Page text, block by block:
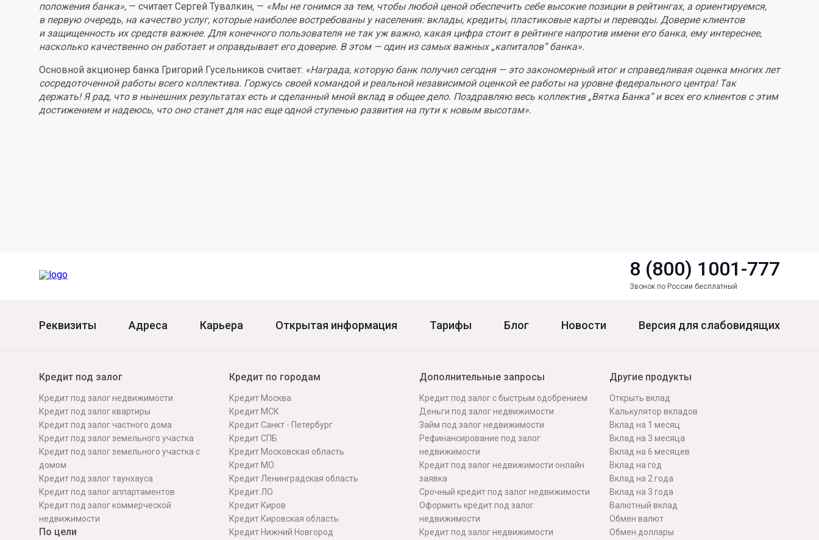
положения банка», — считает Сергей Тувалкин, — «Мы не гонимся за тем, чтобы любой ценой обеспечить себе высокие позиции в рейтингах, а ориентируемся,
в первую очередь, на качество услуг, которые наиболее востребованы у населения: вклады, кредиты, пластиковые карты и переводы. Доверие клиентов
и защищенность их средств важнее. Для конечного пользователя не так уж важно, какая цифра стоит в рейтинге напротив имени его банка, ему интереснее,
насколько качественно он работает и оправдывает его доверие. В этом — один из самых важных „капиталов“ банка».
Основной акционер банка Григорий Гусельников считает: «Награда, которую банк получил сегодня — это закономерный итог и справедливая оценка многих лет
сосредоточенной работы всего коллектива. Горжусь своей командой и реальной независимой оценкой ее работы на уровне федерального центра! Так
держать! Я рад, что в нынешних результатах есть и сделанный мной вклад в общее дело. Поздравляю весь коллектив „Вятка Банка“ и всех его клиентов с этим
достижением и надеюсь, что оно станет для нас еще одной ступенью развития на пути к новым высотам».
8 (800) 1001-777
Звонок по России бесплатный
Реквизиты Адреса Карьера Открытая информация Тарифы Блог Новости Версия для слабовидящих
Кредит под залог
Кредит под залог недвижимости
Кредит под залог квартиры
Кредит под залог частного дома
Кредит под залог земельного участка
Кредит под залог земельного участка с
домом
Кредит под залог таунхауса
Кредит под залог аппартаментов
Кредит под залог коммерческой
недвижимости
По цели
Кредит по городам
Кредит Москва
Кредит МСК
Кредит Санкт - Петербург
Кредит СПБ
Кредит Московская область
Кредит МО
Кредит Ленинградская область
Кредит ЛО
Кредит Киров
Кредит Кировская область
Кредит Нижний Новгород
Дополнительные запросы
Кредит под залог с быстрым одобрением
Деньги под залог недвижимости
Займ под залог недвижимости
Рефинансирование под залог
недвижимости
Кредит под залог недвижимости онлайн
заявка
Срочный кредит под залог недвижимости
Оформить кредит под залог
недвижимости
Кредит под залог недвижимости
Другие продукты
Открыть вклад
Калькулятор вкладов
Вклад на 1 месяц
Вклад на 3 месяца
Вклад на 6 месяцев
Вклад на год
Вклад на 2 года
Вклад на 3 года
Валютный вклад
Обмен валют
Обмен доллары